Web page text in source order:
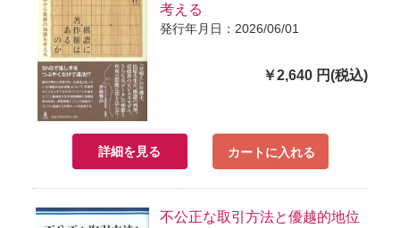
考える
発行年月日：2026/06/01
￥2,640 円(税込)
詳細を見る カートに入れる
不公正な取引方法と優越的地位